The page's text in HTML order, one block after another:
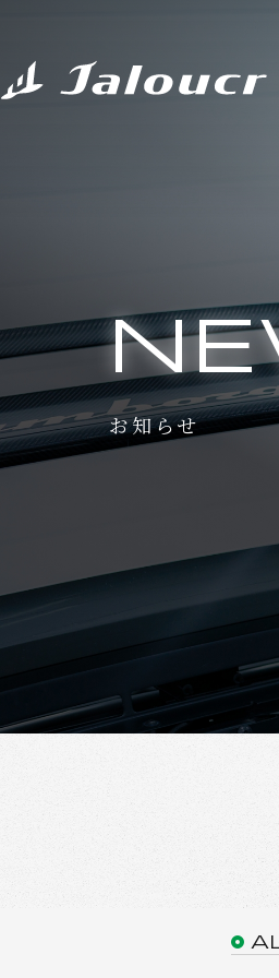
お知らせ